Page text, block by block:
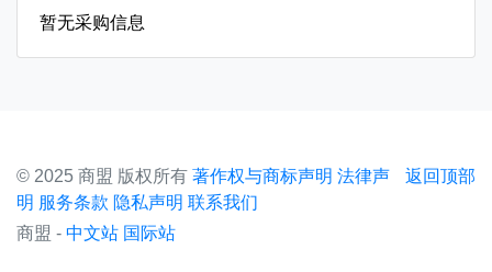
暂无采购信息
返回顶部
© 2025 商盟 版权所有 著作权与商标声明 法律声
明 服务条款 隐私声明 联系我们
商盟 - 中文站 国际站